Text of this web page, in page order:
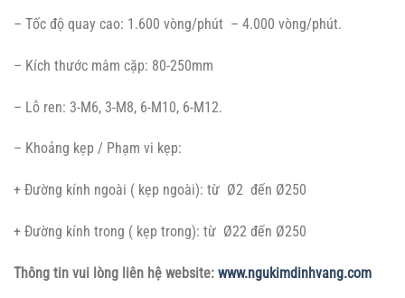
– Tốc độ quay cao: 1.600 vòng/phút – 4.000 vòng/phút.
– Kích thước mâm cặp: 80-250mm
– Lỗ ren: 3-M6, 3-M8, 6-M10, 6-M12.
– Khoảng kẹp / Phạm vi kẹp:
+ Đường kính ngoài ( kẹp ngoài): từ Ø2 đến Ø250
+ Đường kính trong ( kẹp trong): từ Ø22 đến Ø250
Thông tin vui lòng liên hệ website: www.ngukimdinhvang.com